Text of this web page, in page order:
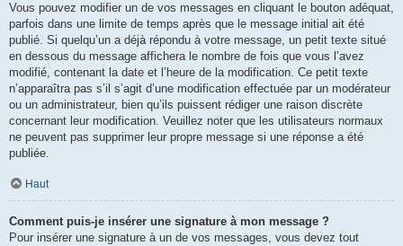
Vous pouvez modifier un de vos messages en cliquant le bouton adéquat,
parfois dans une limite de temps après que le message initial ait été
publié. Si quelqu’un a déjà répondu à votre message, un petit texte situé
en dessous du message affichera le nombre de fois que vous l’avez
modifié, contenant la date et l’heure de la modification. Ce petit texte
n’apparaîtra pas s’il s’agit d’une modification effectuée par un modérateur
ou un administrateur, bien qu’ils puissent rédiger une raison discrète
concernant leur modification. Veuillez noter que les utilisateurs normaux
ne peuvent pas supprimer leur propre message si une réponse a été
publiée.
Haut
Comment puis-je insérer une signature à mon message ?
Pour insérer une signature à un de vos messages, vous devez tout